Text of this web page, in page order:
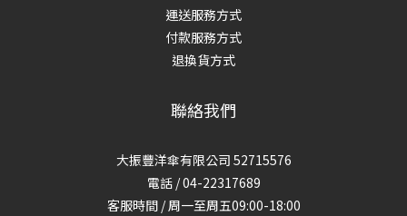
運送服務方式
付款服務方式
退換貨方式
聯絡我們
大振豐洋傘有限公司 52715576
電話 / 04-22317689
客服時間 / 周一至周五09:00-18:00